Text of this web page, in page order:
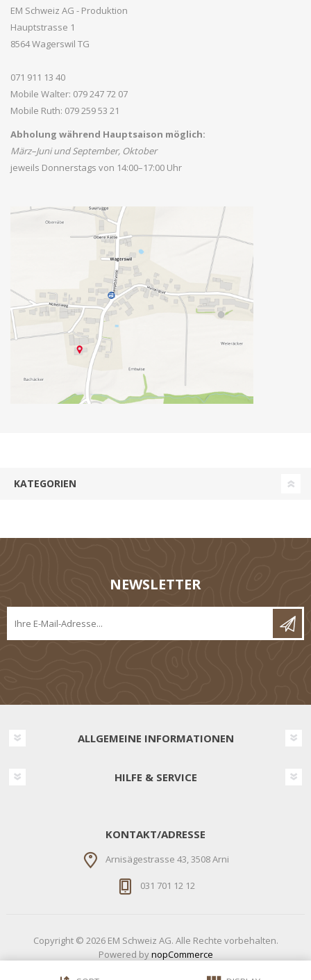
EM Schweiz AG - Produktion
Hauptstrasse 1
8564 Wagerswil TG
071 911 13 40
Mobile Walter: 079 247 72 07
Mobile Ruth: 079 259 53 21
Abholung während Hauptsaison möglich:
März–Juni und September, Oktober
jeweils Donnerstags von 14:00–17:00 Uhr
KATEGORIEN
NEWSLETTER
ALLGEMEINE INFORMATIONEN
HILFE & SERVICE
KONTAKT/ADRESSE
Arnisägestrasse 43, 3508 Arni
031 701 12 12
Copyright © 2026 EM Schweiz AG. Alle Rechte vorbehalten.
Powered bynopCommerce